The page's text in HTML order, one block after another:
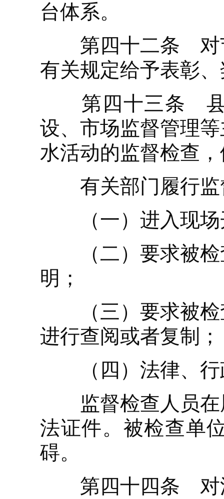
台体系。
第四十二条 对节
有关规定给予表彰
第四十三条 县
设、市场监督管理
水活动的监督检查
有关部门履行监
（一）进入现场
（二）要求被检
明；
（三）要求被检
进行查阅或者复制；
（四）法律、行
监督检查人员在
法证件。被检查单
碍。
第四十四条 对浪